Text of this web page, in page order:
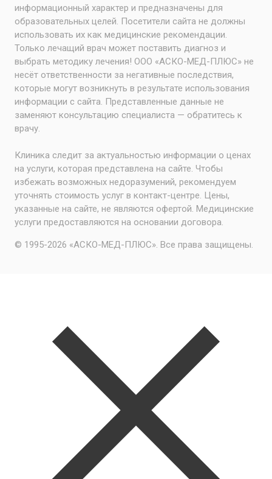
информационный характер и предназначены для
образовательных целей. Посетители сайта не должны
использовать их как медицинские рекомендации.
Только лечащий врач может поставить диагноз и
выбрать методику лечения! ООО «АСКО-МЕД-ПЛЮС» не
несёт ответственности за негативные последствия,
которые могут возникнуть в результате использования
информации с сайта. Представленные данные не
заменяют консультацию специалиста — обратитесь к
врачу.
Клиника следит за актуальностью информации о ценах
на услуги, которая представлена на сайте. Чтобы
избежать возможных недоразумений, рекомендуем
уточнять стоимость услуг в контакт-центре. Цены,
указанные на сайте, не являются офертой. Медицинские
услуги предоставляются на основании договора.
© 1995-2026 «АСКО-МЕД-ПЛЮС». Все права защищены.